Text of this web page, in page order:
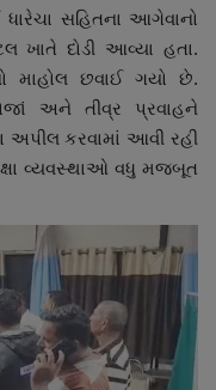
ધારેચા સહિતના આગેવાનો
ખાતે દોડી આવ્યા હતા.
માહોલ છવાઈ ગયો છે.
અને તીવ્ર પ્રવાહને
અપીલ કરવામાં આવી રહી
વ્યવસ્થાઓ વધુ મજબૂત